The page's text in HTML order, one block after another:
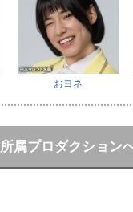
おヨネ
所属プロダクション